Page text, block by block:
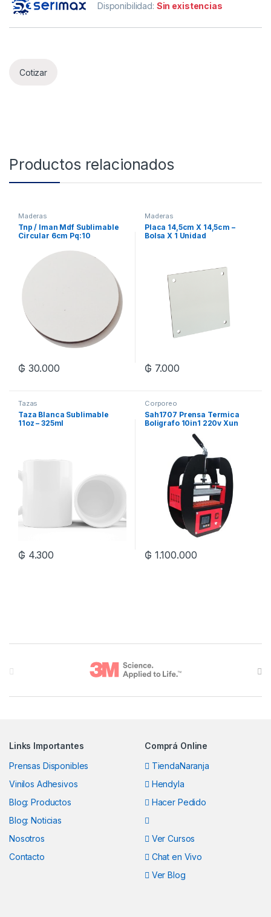
Disponibilidad: Sin existencias
Cotizar
Productos relacionados
Maderas
Tnp / Iman Mdf Sublimable
Circular 6cm Pq:10
₲ 30.000
Maderas
Placa 14,5cm X 14,5cm –
Bolsa X 1 Unidad
₲ 7.000
Tazas
Taza Blanca Sublimable
11oz – 325ml
₲ 4.300
Corporeo
Sah1707 Prensa Termica
Boligrafo 10in1 220v Xun
₲ 1.100.000
Links Importantes
Prensas Disponibles
Vinilos Adhesivos
Blog: Productos
Blog: Noticias
Nosotros
Contacto
Comprá Online
TiendaNaranja
Hendyla
Hacer Pedido
Ver Cursos
Chat en Vivo
Ver Blog